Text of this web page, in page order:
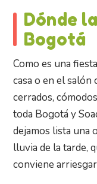
Dónde
Bogotá
Como es una
casa o en el
cerrados,
toda Bogotá y
dejamos lista una
lluvia de la tarde,
conviene